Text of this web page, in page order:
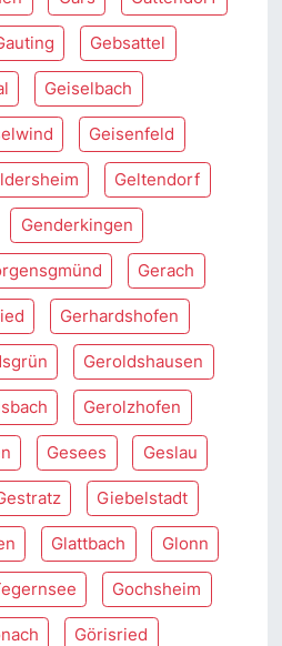
Gebsattel
Geiselbach
Geisenfeld
Geltendorf
Genderkingen
Gerach
Gerhardshofen
Geroldshausen
Gerolzhofen
Gesees Geslau
Giebelstadt
Glattbach Glonn
Gochsheim
Görisried